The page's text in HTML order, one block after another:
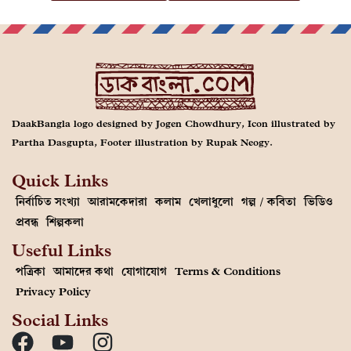
DaakBangla logo designed by Jogen Chowdhury, Icon illustrated by
Partha Dasgupta, Footer illustration by Rupak Neogy.
Quick Links
নির্বাচিত সংখ্যা আরামকেদারা কলাম খেলাধুলো গল্প / কবিতা ভিডিও
প্রবন্ধ শিল্পকলা
Useful Links
পত্রিকা আমাদের কথা যোগাযোগ Terms & Conditions
Privacy Policy
Social Links